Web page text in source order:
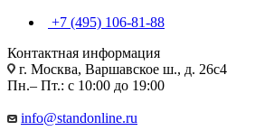
+7 (495) 106-81-88
Контактная информация
г. Москва, Варшавское ш., д. 26с4
Пн.– Пт.: с 10:00 до 19:00
info@standonline.ru